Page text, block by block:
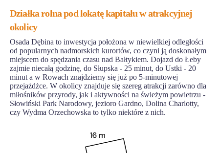
Działka rolna pod lokatę kapitału w atrakcyjnej
okolicy
Osada Dębina to inwestycja położona w niewielkiej odległości
od popularnych nadmorskich kurortów, co czyni ją doskonałym
miejscem do spędzania czasu nad Bałtykiem. Dojazd do Łeby
zajmie niecałą godzinę, do Słupska - 25 minut, do Ustki - 20
minut a w Rowach znajdziemy się już po 5-minutowej
przejażdżce. W okolicy znajduje się szereg atrakcji zarówno dla
miłośników przyrody, jak i aktywności na świeżym powietrzu -
Słowiński Park Narodowy, jezioro Gardno, Dolina Charlotty,
czy Wydma Orzechowska to tylko niektóre z nich.